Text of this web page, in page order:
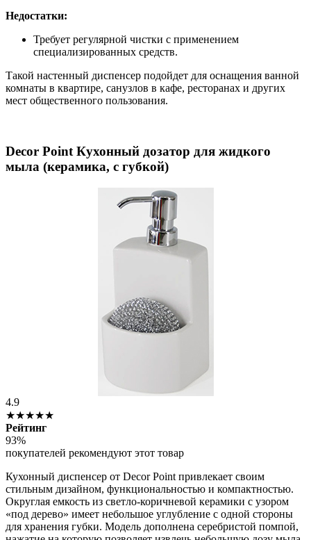
Недостатки:
Требует регулярной чистки с применением
специализированных средств.
Такой настенный диспенсер подойдет для оснащения ванной
комнаты в квартире, санузлов в кафе, ресторанах и других
мест общественного пользования.
Decor Point Кухонный дозатор для жидкого
мыла (керамика, с губкой)
4.9
★★★★★
Рейтинг
93%
покупателей рекомендуют этот товар
Кухонный диспенсер от Decor Point привлекает своим
стильным дизайном, функциональностью и компактностью.
Округлая емкость из светло-коричневой керамики с узором
«под дерево» имеет небольшое углубление с одной стороны
для хранения губки. Модель дополнена серебристой помпой,